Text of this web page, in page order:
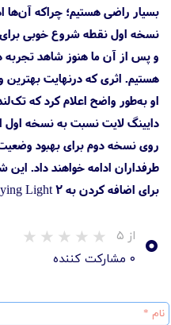
بسیار راضی هستیم؛ چراکه آن‌ها
نسخه اول نقطه شروع خوبی
و پس از آن ما هنوز شاهد تجربه
هستیم. اثری که درنهایت
او به‌طور واضح اعلام کرد که
دایینگ لایت نسبت به نسخه اول
روی نسخه دوم برای بهبود
طرفداران ادامه خواهند داد.
برای اضافه کردن به Dying Light 2 در نظر دارد.
۰ از ۵
۰ مشارکت کننده